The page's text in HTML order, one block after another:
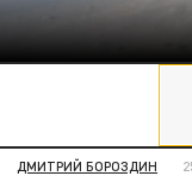
ДМИТРИЙ БОРОЗДИН